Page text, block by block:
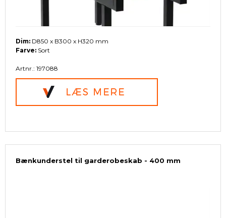
Dim: D850 x B300 x H320 mm
Farve: Sort
Artnr.: 197088
Bænkunderstel til garderobeskab - 400 mm